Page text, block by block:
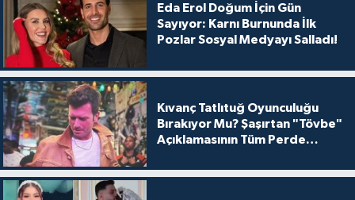
Eda Erol Doğum İçin Gün
Sayıyor: Karnı Burnunda İlk
Pozlar Sosyal Medyayı Salladı!
Kıvanç Tatlıtuğ Oyunculuğu
Bırakıyor Mu? Şaşırtan "Tövbe"
Açıklamasının Tüm Perde